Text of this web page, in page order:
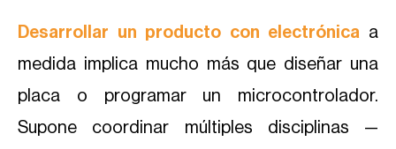
Desarrollar un producto con electrónica a
medida implica mucho más que diseñar una
placa o programar un microcontrolador.
Supone coordinar múltiples disciplinas —